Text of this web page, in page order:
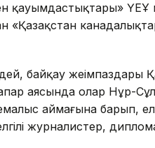
қауымдастықтары»
«Қазақстан
байқау жеңімпаздары
аясында олар Нұр-
аймағына барып,
журналистер,